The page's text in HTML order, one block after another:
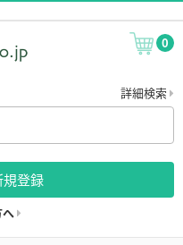
0
詳細検索
規登録